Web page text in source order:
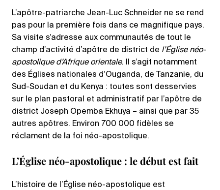
L’apôtre-patriarche Jean-Luc Schneider ne se rend
pas pour la première fois dans ce magnifique pays.
Sa visite s’adresse aux communautés de tout le
champ d’activité d’apôtre de district de l’Église néo-
apostolique d’Afrique orientale. Il s’agit notamment
des Églises nationales d’Ouganda, de Tanzanie, du
Sud-Soudan et du Kenya : toutes sont desservies
sur le plan pastoral et administratif par l’apôtre de
district Joseph Opemba Ekhuya – ainsi que par 35
autres apôtres. Environ 700 000 fidèles se
réclament de la foi néo-apostolique.
L’Église néo-apostolique : le début est fait
L’histoire de l’Église néo-apostolique est